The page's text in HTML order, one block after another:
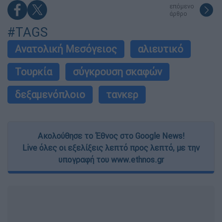
επόμενο
άρθρο
#TAGS
Ανατολική Μεσόγειος
αλιευτικό
Τουρκία
σύγκρουση σκαφών
δεξαμενόπλοιο
τανκερ
Ακολούθησε το Έθνος στο Google News!
Live όλες οι εξελίξεις λεπτό προς λεπτό, με την
υπογραφή του www.ethnos.gr